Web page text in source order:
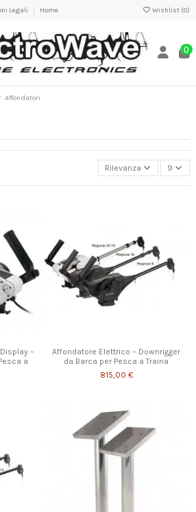
Legali Home Wishlist (0)
0
Affondatori
Rilevanza 9
–
a
Affondatore Elettrico – Downrigger
da Barca per Pesca a Traina
815,00 €